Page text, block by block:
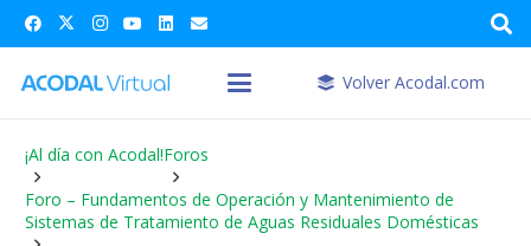
Volver Acodal.com
¡Al día con Acodal!Foros
Foro – Fundamentos de Operación y Mantenimiento de
Sistemas de Tratamiento de Aguas Residuales Domésticas